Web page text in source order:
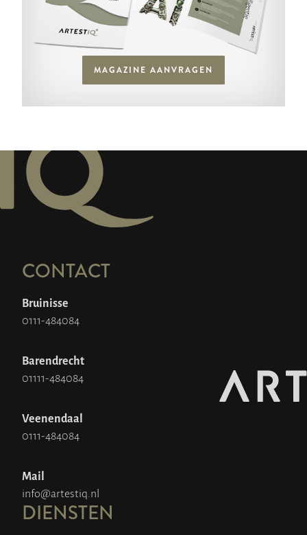
MAGAZINE AANVRAGEN
CONTACT
Bruinisse
0111-484084
Barendrecht
01111-484084
Veenendaal
0111-484084
Mail
info@artestiq.nl
DIENSTEN